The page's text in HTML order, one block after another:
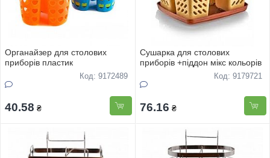
Органайзер для столових
приборiв пластик
Код: 9172489
40.58 ₴
Сушарка для столових
приборiв +піддон мiкс кольорiв
Код: 9179721
76.16 ₴